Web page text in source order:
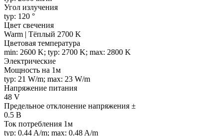
Угол излучения
typ: 120 °
Цвет свечения
Warm | Тёплый 2700 K
Цветовая температура
min: 2600 K; typ: 2700 K; max: 2800 K
Электрические
Мощность на 1м
typ: 21 W/m; max: 23 W/m
Напряжение питания
48 V
Предельное отклонение напряжения ±
0.5 В
Ток потребления 1м
typ: 0.44 A/m; max: 0.48 A/m